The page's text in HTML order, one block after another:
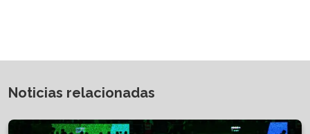
Noticias relacionadas